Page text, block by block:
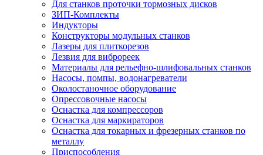
Для станков проточки тормозных дисков
ЗИП-Комплекты
Индукторы
Конструкторы модульных станков
Лазеры для плиткорезов
Лезвия для виброреек
Материалы для рельефно-шлифовальных станков
Насосы, помпы, водонагреватели
Околостаночное оборудование
Опрессовочные насосы
Оснастка для компрессоров
Оснастка для маркираторов
Оснастка для токарных и фрезерных станков по
металлу
Приспособления